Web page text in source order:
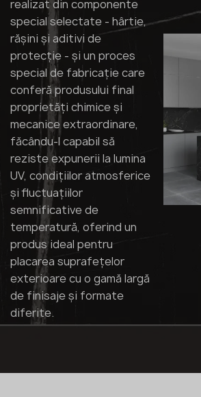
realizat din componente
special selectate - hârtie,
rășini și aditivi de
protecție - și un proces
special de fabricație care
conferă produsului final
proprietăți chimice și
mecanice extraordinare,
făcându-l capabil să
reziste expunerii la lumina
UV, condițiilor atmosferice
și fluctuațiilor
semnificative de
temperatură, oferind un
produs ideal pentru
placarea suprafețelor
exterioare cu o gamă largă
de finisaje și formate
diferite.